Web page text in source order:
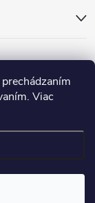
Viac
vyhradené.